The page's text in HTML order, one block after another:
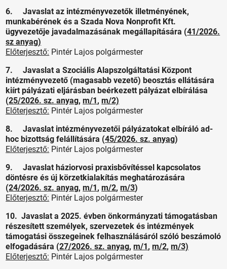
6. Javaslat az intézményvezetők illetményének,
munkabérének és a Szada Nova Nonprofit Kft.
ügyvezetője javadalmazásának megállapítására (41/2026.
sz anyag)
Előterjesztő: Pintér Lajos polgármester
7. Javaslat a Szociális Alapszolgáltatási Központ
intézményvezető (magasabb vezető) beosztás ellátására
kiírt pályázati eljárásban beérkezett pályázat elbírálása
(25/2026. sz. anyag,m/1,m/2)
Előterjesztő: Pintér Lajos polgármester
8. Javaslat intézményvezetői pályázatokat elbíráló ad-
hoc bizottság felállítására (45/2026. sz. anyag)
Előterjesztő: Pintér Lajos polgármester
9. Javaslat háziorvosi praxisbővítéssel kapcsolatos
döntésre és új körzetkialakítás meghatározására
(24/2026. sz. anyag,m/1,m/2,m/3)
Előterjesztő: Pintér Lajos polgármester
10. Javaslat a 2025. évben önkormányzati támogatásban
részesített személyek, szervezetek és intézmények
támogatási összegeinek felhasználásáról szóló beszámoló
elfogadására (27/2026. sz. anyag,m/1,m/2,m/3)
Előterjesztő: Pintér Lajos polgármester